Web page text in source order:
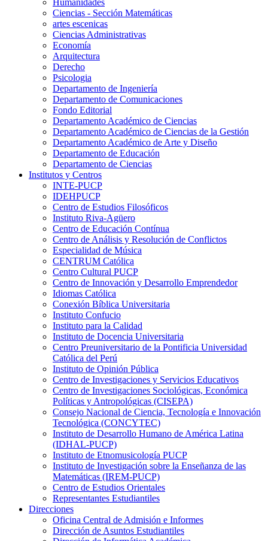
Humanidades
Ciencias - Sección Matemáticas
artes escenicas
Ciencias Administrativas
Economía
Arquitectura
Derecho
Psicologia
Departamento de Ingeniería
Departamento de Comunicaciones
Fondo Editorial
Departamento Académico de Ciencias
Departamento Académico de Ciencias de la Gestión
Departamento Académico de Arte y Diseño
Departamento de Educación
Departamento de Ciencias
Institutos y Centros
INTE-PUCP
IDEHPUCP
Centro de Estudios Filosóficos
Instituto Riva-Agüero
Centro de Educación Contínua
Centro de Análisis y Resolución de Conflictos
Especialidad de Música
CENTRUM Católica
Centro Cultural PUCP
Centro de Innovación y Desarrollo Emprendedor
Idiomas Católica
Conexión Bíblica Universitaria
Instituto Confucio
Instituto para la Calidad
Instituto de Docencia Universitaria
Centro Preuniversitario de la Pontificia Universidad
Católica del Perú
Instituto de Opinión Pública
Centro de Investigaciones y Servicios Educativos
Centro de Investigaciones Sociológicas, Económica
Políticas y Antropológicas (CISEPA)
Consejo Nacional de Ciencia, Tecnología e Innovación
Tecnológica (CONCYTEC)
Instituto de Desarrollo Humano de América Latina
(IDHAL-PUCP)
Instituto de Etnomusicología PUCP
Instituto de Investigación sobre la Enseñanza de las
Matemáticas (IREM-PUCP)
Centro de Estudios Orientales
Representantes Estudiantiles
Direcciones
Oficina Central de Admisión e Informes
Dirección de Asuntos Estudiantiles